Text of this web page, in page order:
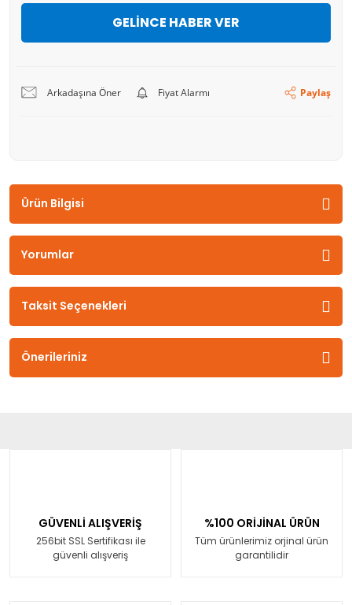
GELİNCE HABER VER
Arkadaşına Öner Fiyat Alarmı Paylaş
Ürün Bilgisi
Yorumlar
Taksit Seçenekleri
Önerileriniz
GÜVENLİ ALIŞVERİŞ
256bit SSL Sertifikası ile
güvenli alışveriş
%100 ORİJİNAL ÜRÜN
Tüm ürünlerimiz orjinal ürün
garantilidir